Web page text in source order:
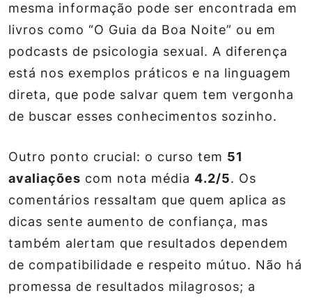
mesma informação pode ser encontrada em
livros como “O Guia da Boa Noite” ou em
podcasts de psicologia sexual. A diferença
está nos exemplos práticos e na linguagem
direta, que pode salvar quem tem vergonha
de buscar esses conhecimentos sozinho.
Outro ponto crucial: o curso tem 51
avaliações com nota média 4.2/5. Os
comentários ressaltam que quem aplica as
dicas sente aumento de confiança, mas
também alertam que resultados dependem
de compatibilidade e respeito mútuo. Não há
promessa de resultados milagrosos; a